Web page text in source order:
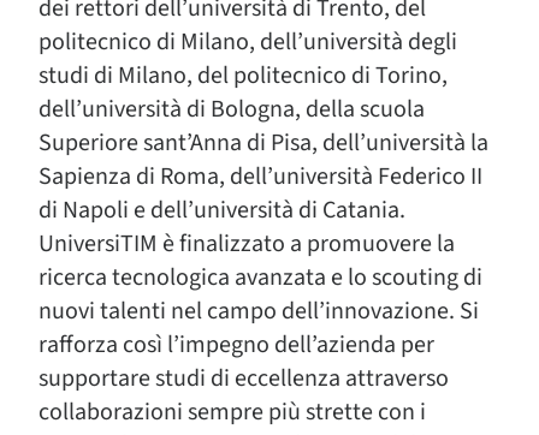
dei rettori dell’università di Trento, del
politecnico di Milano, dell’università degli
studi di Milano, del politecnico di Torino,
dell’università di Bologna, della scuola
Superiore sant’Anna di Pisa, dell’università la
Sapienza di Roma, dell’università Federico II
di Napoli e dell’università di Catania.
UniversiTIM è finalizzato a promuovere la
ricerca tecnologica avanzata e lo scouting di
nuovi talenti nel campo dell’innovazione. Si
rafforza così l’impegno dell’azienda per
supportare studi di eccellenza attraverso
collaborazioni sempre più strette con i